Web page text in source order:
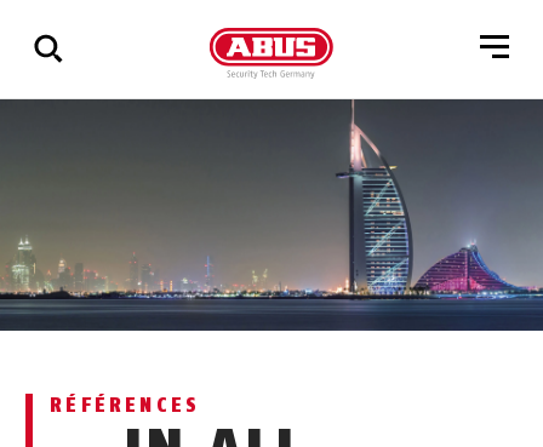
résultats
RÉFÉRENCES